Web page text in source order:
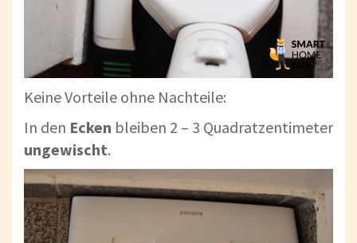
Keine Vorteile ohne Nachteile:
In den Ecken bleiben 2 – 3 Quadratzentimeter
ungewischt.